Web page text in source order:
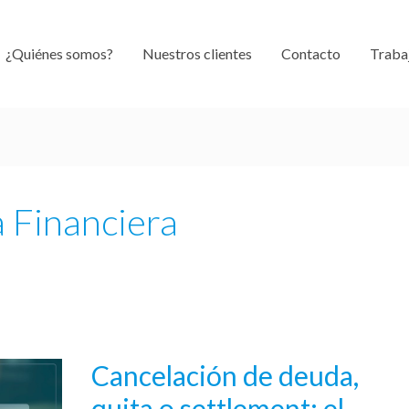
¿Quiénes somos? Nuestros clientes Contacto
Financiera
Cancelación de deuda,
Cancelación